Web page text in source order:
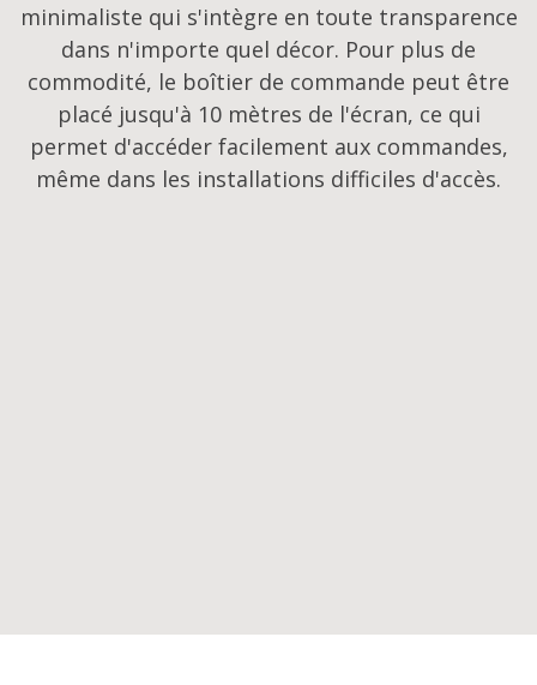
minimaliste qui s'intègre en toute transparence
dans n'importe quel décor. Pour plus de
commodité, le boîtier de commande peut être
placé jusqu'à 10 mètres de l'écran, ce qui
permet d'accéder facilement aux commandes,
même dans les installations difficiles d'accès.